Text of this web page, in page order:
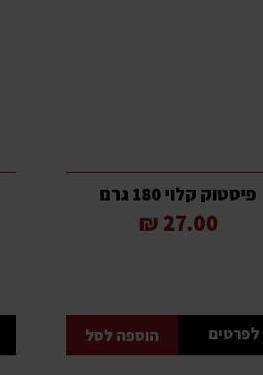
פיסטוק קלוי 180 גרם
27.00 ₪
לפרטים הוספה לסל